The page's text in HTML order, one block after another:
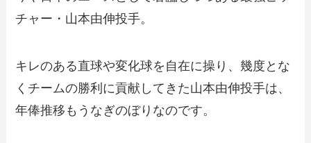
チャー・山本由伸投手。
キレのある直球や変化球を自在に操り、幾度とな
くチームの勝利に貢献してきた山本由伸投手は、
年俸推移もうなぎのぼりなのです。